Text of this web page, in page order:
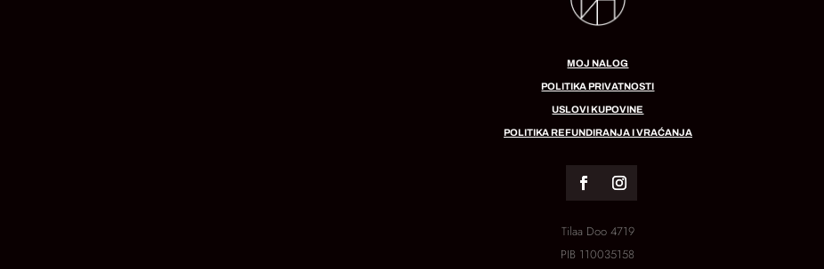
MOJ NALOG
POLITIKA PRIVATNOSTI
USLOVI KUPOVINE
POLITIKA REFUNDIRANJA I VRAĆANJA
Tilaa Doo 4719
PIB 110035158